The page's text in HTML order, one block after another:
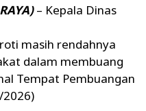
– Kepala Dinas
masih rendahnya
dalam membuang
Tempat Pembuangan
2026)